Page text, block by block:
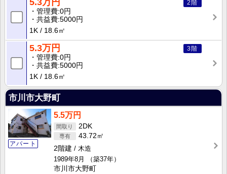
2階
管理費 0円
共益費 5000円
1K
18.6㎡
3階
5.3万円
管理費 0円
共益費 5000円
1K
18.6㎡
市川市大野町
アパート
5.5万円
2DK
43.72㎡
2階建
木造
1989年8月
（築37年）
市川市大野町